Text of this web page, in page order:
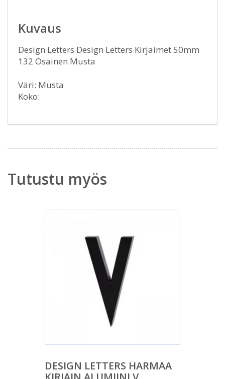
Kuvaus
Design Letters Design Letters Kirjaimet 50mm
132 Osainen Musta
Väri: Musta
Koko:
Tutustu myös
DESIGN LETTERS HARMAA